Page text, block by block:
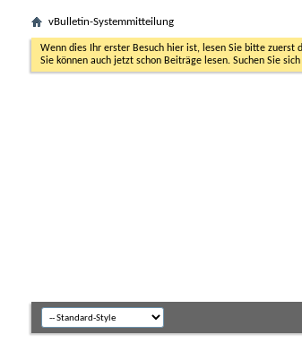
vBulletin-Systemmitteilung
Wenn dies Ihr erster Besuch hier ist, lesen Sie bitte zuerst
Sie können auch jetzt schon Beiträge lesen. Suchen Sie